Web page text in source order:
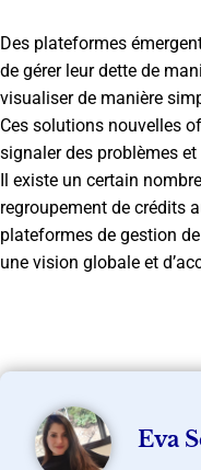
Des plateformes
de gérer leur dette de
visualiser de manière
Ces solutions nouvelles
signaler des problèmes
Il existe un certain
regroupement de crédits
plateformes de gestion
une vision globale et
Eva